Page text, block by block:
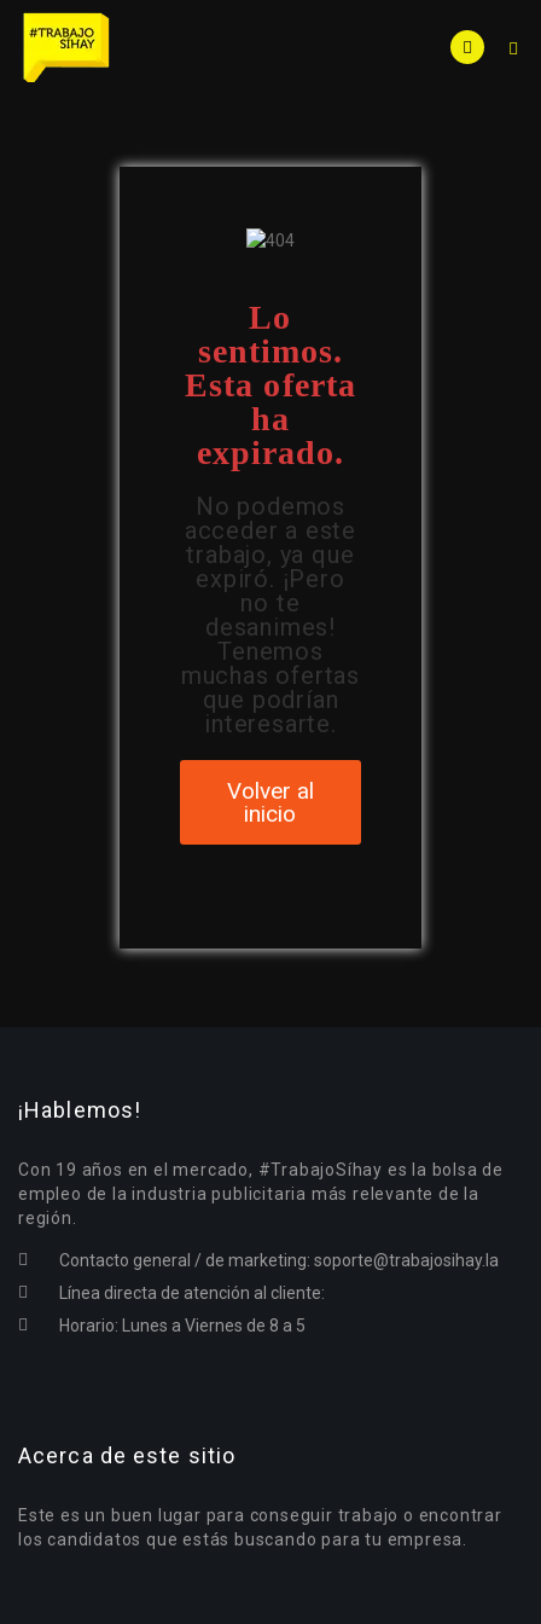
Lo
sentimos.
Esta oferta
ha
expirado.
No podemos
acceder a este
trabajo, ya que
expiró. ¡Pero
no te
desanimes!
Tenemos
muchas ofertas
que podrían
interesarte.
Volver al
inicio
¡Hablemos!
Con 19 años en el mercado, #TrabajoSíhay es la bolsa de
empleo de la industria publicitaria más relevante de la
región.
Contacto general / de marketing: soporte@trabajosihay.la
Línea directa de atención al cliente:
Horario: Lunes a Viernes de 8 a 5
Acerca de este sitio
Este es un buen lugar para conseguir trabajo o encontrar
los candidatos que estás buscando para tu empresa.